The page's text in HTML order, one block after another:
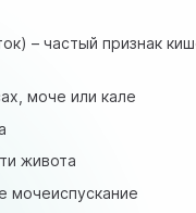
– частый признак
моче или кале
живота
мочеиспускание